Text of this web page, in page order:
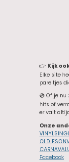
👉 Kijk
Elke site
pareltjes
💿 Of je
hits of
er valt
Onze
Facebook